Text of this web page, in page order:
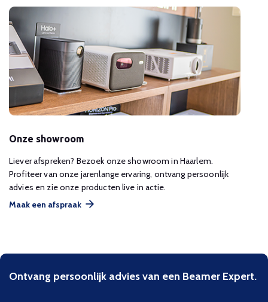
Onze showroom
Liever afspreken? Bezoek onze showroom in Haarlem.
Profiteer van onze jarenlange ervaring, ontvang persoonlijk
advies en zie onze producten live in actie.
Maak een afspraak
Ontvang persoonlijk advies van een Beamer Expert.